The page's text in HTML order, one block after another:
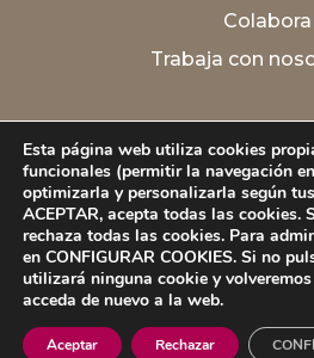
Colabora
Trabaja con
Política de
Política de
Política de
Esta página web utiliza cookies
funcionales (permitir la navegación
optimizarla y personalizarla según
ACEPTAR, acepta todas las cookies.
rechaza todas las cookies. Para
en CONFIGURAR COOKIES. Si no
utilizará ninguna cookie y
acceda de nuevo a la web.
Aceptar Rechazar